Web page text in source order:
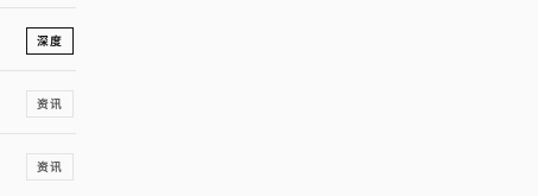
深度
资讯
资讯